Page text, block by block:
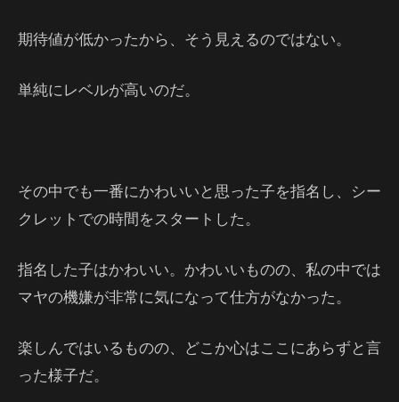
期待値が低かったから、そう見えるのではない。
単純にレベルが高いのだ。
その中でも一番にかわいいと思った子を指名し、シー
クレットでの時間をスタートした。
指名した子はかわいい。かわいいものの、私の中では
マヤの機嫌が非常に気になって仕方がなかった。
楽しんではいるものの、どこか心はここにあらずと言
った様子だ。